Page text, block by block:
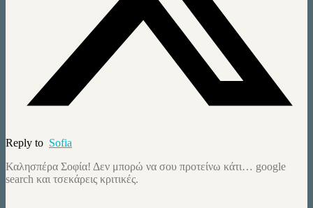
Reply to Sofia
Καλησπέρα Σοφία! Δεν μπορώ να σου προτείνω κάτι… google
search και τσεκάρεις κριτικές.